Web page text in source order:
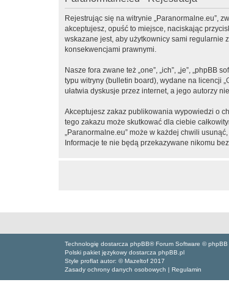
Rejestrując się na witrynie „Paranormalne.eu”,
akceptujesz, opuść to miejsce, naciskając
wskazane jest, aby użytkownicy sami regularnie
konsekwencjami prawnymi.
Nasze fora zwane też „one”, „ich”, „je”,
typu witryny (bulletin board), wydane na licencji „
ułatwia dyskusje przez internet, a jego autorzy
Akceptujesz zakaz publikowania wypowiedzi o
tego zakazu może skutkować dla ciebie
„Paranormalne.eu” może w każdej chwili
Informacje te nie będą przekazywane nikomu
Technologię dostarcza phpBB® Forum Software © phpBB
Polski pakiet językowy dostarcza phpBB.pl
Style proflat autor: ©Mazeltof 2017
Zasady ochrony danych osobowych | Regulamin